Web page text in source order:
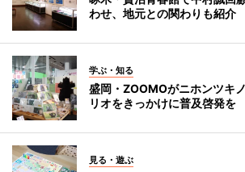
わせ、地元との関わりも紹介
学ぶ・知る
盛岡・ZOOMOがニホンツキ
リオをきっかけに普及啓発を
見る・遊ぶ